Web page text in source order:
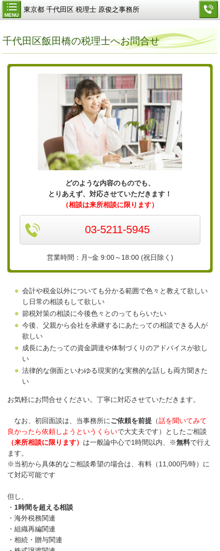
MENU
東京都 千代田区 税理士 原俊之事務所
千代田区飯田橋の税理士へお問合せ
どのような内容のものでも、
とりあえず、対応させていただきます！
（相談は来所相談に限ります）
03-5211-5945
営業時間：月~金 9:00～18:00 (祝日除く)
会計や税金以外についても分かる範囲で色々と教えて欲しい
し日常の相談もして欲しい
節税対策の相談に今後色々とのってもらいたい
今後、父親から会社を承継するにあたっての相談できる人が
欲しい
成長にあたっての資金調達や体制づくりのアドバイスが欲し
い
法律的な側面といわゆる現実的な実務的な話しも両方聞きた
い
お気軽にお問合せください。丁寧に対応させていただきます。
なお、初回面談は、当事務所にご依頼を前提 （話を聞いてみて
良かったら依頼しようというくらいで大丈夫です）としたご相談
（来所相談に限ります） は一般論中心で1時間以内、※無料で行え
ます。
※当初から具体的なご相談希望の場合は、有料（11,000円/時）に
て対応可能です
但し、
・ 1時間を超える相談
・海外税務関連
・組織再編関連
・相続・贈与関連